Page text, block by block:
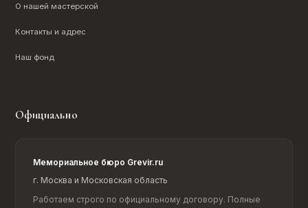
О нашей мастерской
Контакты и адрес
Наш фонд
Официально
Мемориальное бюро Grevir.ru
г. Москва и Московская область
Работаем строго по официальному договору. Полные